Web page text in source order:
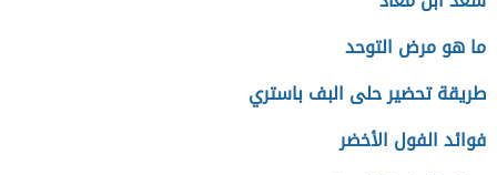
ما هو مرض التوحد
طريقة تحضير حلى البف باستري
فوائد الفول الأخضر